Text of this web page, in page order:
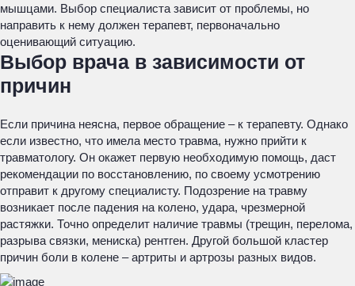
мышцами. Выбор специалиста зависит от проблемы, но
направить к нему должен терапевт, первоначально
оценивающий ситуацию.
Выбор врача в зависимости от
причин
Если причина неясна, первое обращение – к терапевту. Однако
если известно, что имела место травма, нужно прийти к
травматологу. Он окажет первую необходимую помощь, даст
рекомендации по восстановлению, по своему усмотрению
отправит к другому специалисту. Подозрение на травму
возникает после падения на колено, удара, чрезмерной
растяжки. Точно определит наличие травмы (трещин, перелома,
разрыва связки, мениска) рентген. Другой большой кластер
причин боли в колене – артриты и артрозы разных видов.